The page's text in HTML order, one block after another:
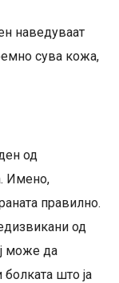
наведуваат
сува кожа,
од
Имено,
правилно.
од
може да
што ја